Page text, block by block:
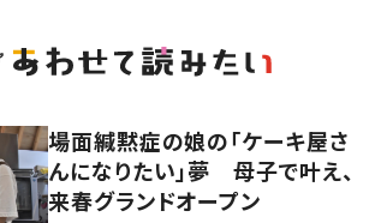
場面緘黙症の娘の「ケーキ屋さ
んになりたい」夢 母子で叶え、
来春グランドオープン